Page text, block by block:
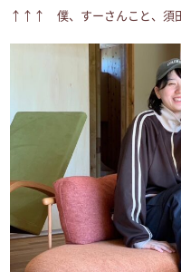
↑↑↑ 僕、すーさんこと、須田